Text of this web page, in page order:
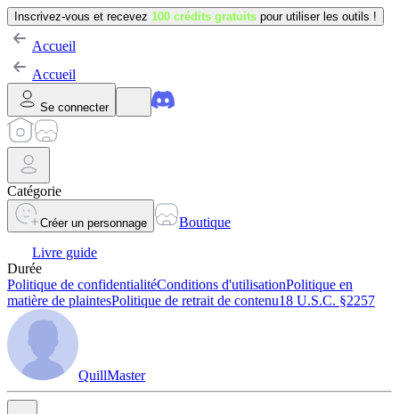
Inscrivez-vous et recevez 100 crédits gratuits pour utiliser les outils !
Accueil
Accueil
Se connecter
Catégorie
Créer un personnage
Boutique
Livre guide
Durée
Politique de confidentialitéConditions d'utilisationPolitique en
matière de plaintesPolitique de retrait de contenu18 U.S.C. §2257
QuillMaster